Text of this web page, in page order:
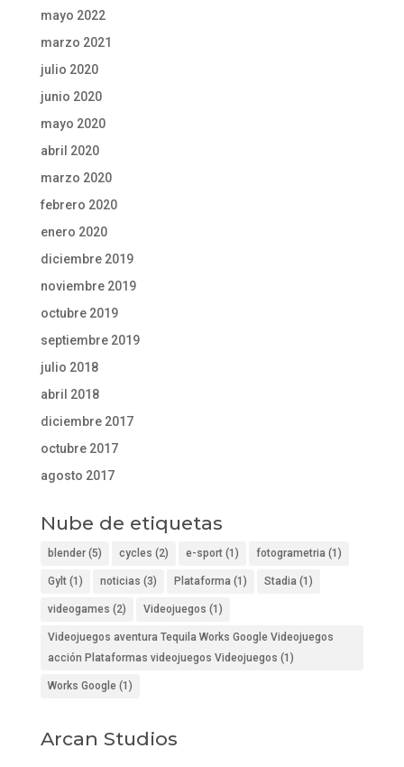
mayo 2022
marzo 2021
julio 2020
junio 2020
mayo 2020
abril 2020
marzo 2020
febrero 2020
enero 2020
diciembre 2019
noviembre 2019
octubre 2019
septiembre 2019
julio 2018
abril 2018
diciembre 2017
octubre 2017
agosto 2017
Nube de etiquetas
blender(5) cycles (2) e-sport(1) fotogrametria(1)
Gylt(1) noticias (3) Plataforma(1) Stadia(1)
videogames (2) Videojuegos (1)
Videojuegos aventura Tequila Works Google Videojuegos
acción Plataformas videojuegos Videojuegos (1)
Works Google(1)
Arcan Studios